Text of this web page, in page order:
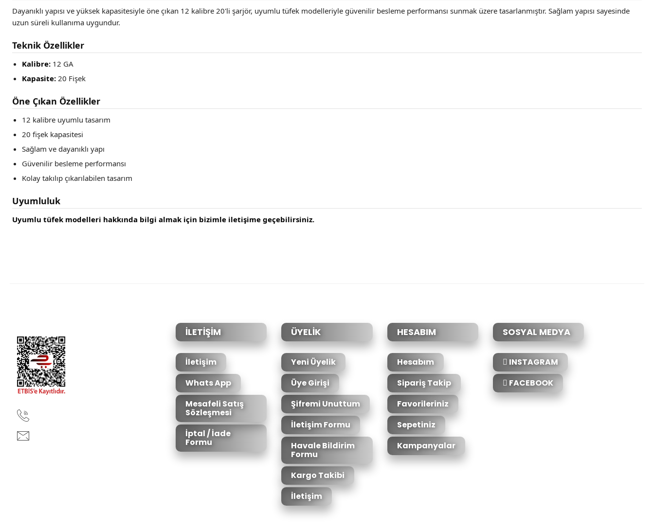
Dayanıklı yapısı ve yüksek kapasitesiyle öne çıkan 12 kalibre 20'li şarjör, uyumlu tüfek modelleriyle güvenilir besleme performansı sunmak üzere tasarlanmıştır. Sağlam yapısı sayesinde
uzun süreli kullanıma uygundur.
Teknik Özellikler
Kalibre: 12 GA
Kapasite: 20 Fişek
Öne Çıkan Özellikler
12 kalibre uyumlu tasarım
20 fişek kapasitesi
Sağlam ve dayanıklı yapı
Güvenilir besleme performansı
Kolay takılıp çıkarılabilen tasarım
Uyumluluk
Uyumlu tüfek modelleri hakkında bilgi almak için bizimle iletişime geçebilirsiniz.
Ürün fiyatı diğer sitelerden daha pahalı.
Bu ürüne benzer farklı alternatifler olmalı.
İLETİŞİM
İletişim
Whats App
Mesafeli Satış
Sözleşmesi
İptal / İade
Formu
ÜYELİK
Yeni Üyelik
Üye Girişi
Şifremi Unuttum
İletişim Formu
Havale Bildirim
Formu
Kargo Takibi
İletişim
HESABIM
Hesabım
Sipariş Takip
Favorileriniz
Sepetiniz
Kampanyalar
SOSYAL MEDYA
INSTAGRAM
FACEBOOK